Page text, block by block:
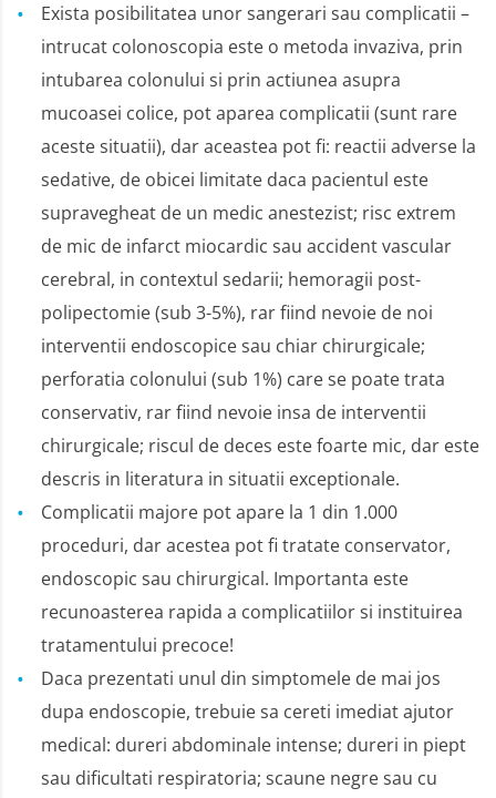
Exista posibilitatea unor sangerari sau complicatii –
intrucat colonoscopia este o metoda invaziva, prin
intubarea colonului si prin actiunea asupra
mucoasei colice, pot aparea complicatii (sunt rare
aceste situatii), dar aceastea pot fi: reactii adverse la
sedative, de obicei limitate daca pacientul este
supravegheat de un medic anestezist; risc extrem
de mic de infarct miocardic sau accident vascular
cerebral, in contextul sedarii; hemoragii post-
polipectomie (sub 3-5%), rar fiind nevoie de noi
interventii endoscopice sau chiar chirurgicale;
perforatia colonului (sub 1%) care se poate trata
conservativ, rar fiind nevoie insa de interventii
chirurgicale; riscul de deces este foarte mic, dar este
descris in literatura in situatii exceptionale.
Complicatii majore pot apare la 1 din 1.000
proceduri, dar acestea pot fi tratate conservator,
endoscopic sau chirurgical. Importanta este
recunoasterea rapida a complicatiilor si instituirea
tratamentului precoce!
Daca prezentati unul din simptomele de mai jos
dupa endoscopie, trebuie sa cereti imediat ajutor
medical: dureri abdominale intense; dureri in piept
sau dificultati respiratoria; scaune negre sau cu